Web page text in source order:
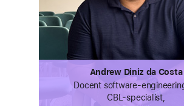
Andrew Diniz da Costa
Docent software-
CBL‑specialist,